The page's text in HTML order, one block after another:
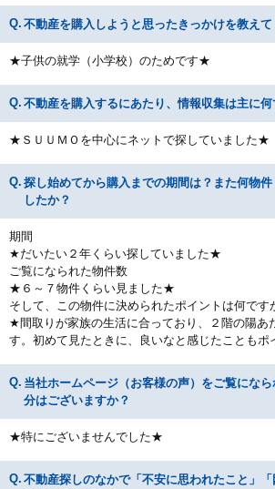
不動産を購入しようと思ったきっかけを教えて
★子供の就学（小学校）のためです★
不動産を購入するにあたり、情報収集は主に何
★ＳＵＵＭＯを中心にネットで探していました★
探し始めてから購入までの期間は？また何物
したか？
期間
★だいたい２年くらい探していました★
ご覧になられた物件数
★６～７物件くらい見ました★
そして、この物件に決められたポイントは何です
★間取りが家族の生活に合っており、２階の陽あ
す。初めて見たときに、良いなと感じたことも
当社ホームページ（お客様の声）をご覧にな
分はございますか？
★特にございませんでした★
不動産探しのなかで「不安に思われたこと」